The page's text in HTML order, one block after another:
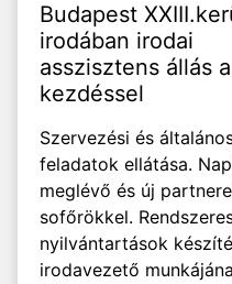
Budapest
irodában irodai
asszisztens állás
kezdéssel
Szervezési és
feladatok ellátása.
meglévő és új
sofőrökkel.
nyilvántartások
irodavezető